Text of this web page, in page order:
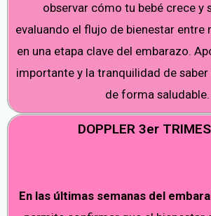
observar cómo tu bebé crece y
evaluando el flujo de bienestar entre
en una etapa clave del embarazo.
importante y la tranquilidad de
de forma saludable.
DOPPLER 3er
En las últimas semanas del